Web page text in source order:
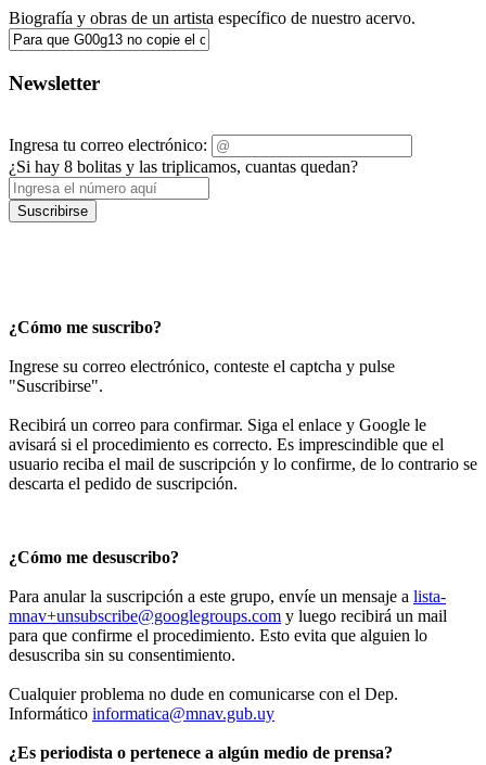
Biografía y obras de un artista específico de nuestro acervo.
Newsletter
Ingresa tu correo electrónico:
¿Si hay 8 bolitas y las triplicamos, cuantas quedan?
Suscribirse
¿Cómo me suscribo?
Ingrese su correo electrónico, conteste el captcha y pulse
"Suscribirse".
Recibirá un correo para confirmar. Siga el enlace y Google le
avisará si el procedimiento es correcto. Es imprescindible que el
usuario reciba el mail de suscripción y lo confirme, de lo contrario se
descarta el pedido de suscripción.
¿Cómo me desuscribo?
Para anular la suscripción a este grupo, envíe un mensaje a lista-
mnav+unsubscribe@googlegroups.com y luego recibirá un mail
para que confirme el procedimiento. Esto evita que alguien lo
desuscriba sin su consentimiento.
Cualquier problema no dude en comunicarse con el Dep.
Informático informatica@mnav.gub.uy
¿Es periodista o pertenece a algún medio de prensa?